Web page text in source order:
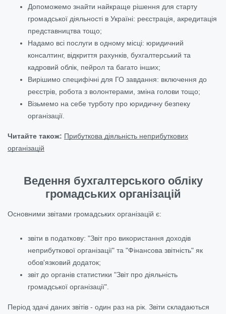
Допоможемо знайти найкраще рішення для старту
громадської діяльності в Україні: реєстрація, акредитація
представництва тощо;
Надамо всі послуги в одному місці: юридичний
консалтинг, відкриття рахунків, бухгалтерський та
кадровий облік, пейрол та багато інших;
Вирішимо специфічні для ГО завдання: включення до
реєстрів, робота з волонтерами, зміна голови тощо;
Візьмемо на себе турботу про юридичну безпеку
організації.
Читайте також: Прибуткова діяльність неприбуткових
організацій
Ведення бухгалтерського обліку
громадських організацій
Основними звітами громадських організацій є:
звіти в податкову: "Звіт про використання доходів
неприбуткової організації" та "Фінансова звітність" як
обов'язковий додаток;
звіт до органів статистики "Звіт про діяльність
громадської організації".
Період здачі даних звітів - один раз на рік. Звіти складаються